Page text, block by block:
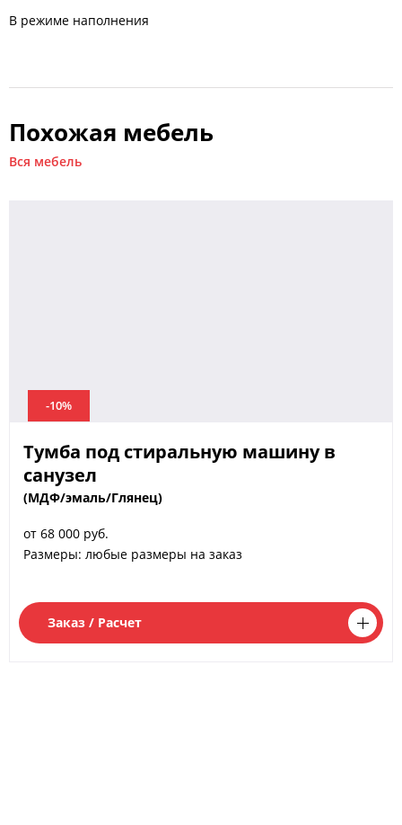
В режиме наполнения
Похожая мебель
Вся мебель
-10%
Тумба под стиральную машину в
санузел
(МДФ/эмаль/Глянец)
от 68 000 руб.
Размеры: любые размеры на заказ
Заказ / Расчет